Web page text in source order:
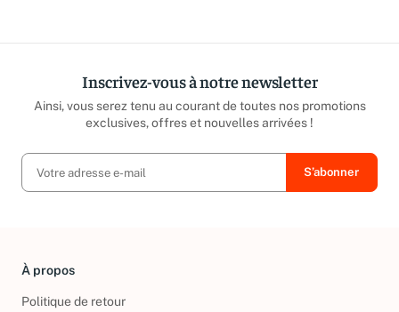
Inscrivez-vous à notre newsletter
Ainsi, vous serez tenu au courant de toutes nos promotions
exclusives, offres et nouvelles arrivées !
À propos
Politique de retour